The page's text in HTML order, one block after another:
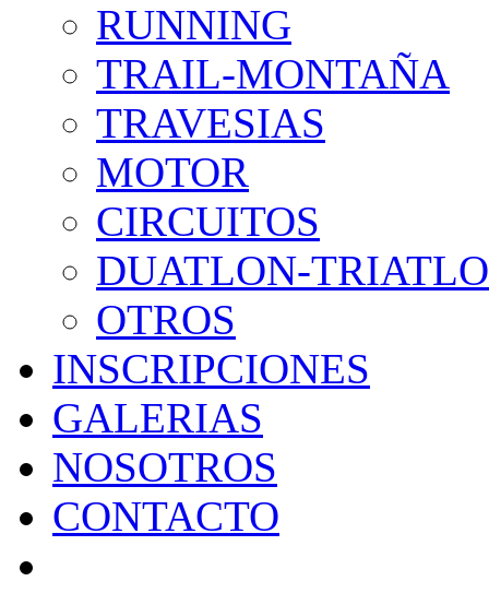
RUNNING
TRAIL-MONTAÑA
TRAVESIAS
MOTOR
CIRCUITOS
DUATLON-
OTROS
INSCRIPCIONES
GALERIAS
NOSOTROS
CONTACTO